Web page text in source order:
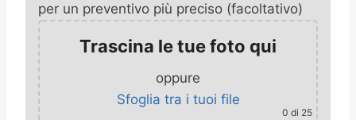
per un preventivo più preciso (facoltativo)
Trascina le tue foto qui
oppure
Sfoglia tra i tuoi file
0 di 25